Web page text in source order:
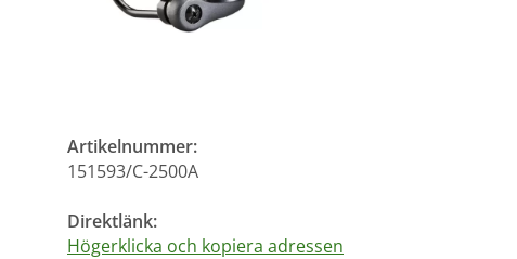
Artikelnummer:
151593/C-2500A
Direktlänk:
Högerklicka och kopiera adressen